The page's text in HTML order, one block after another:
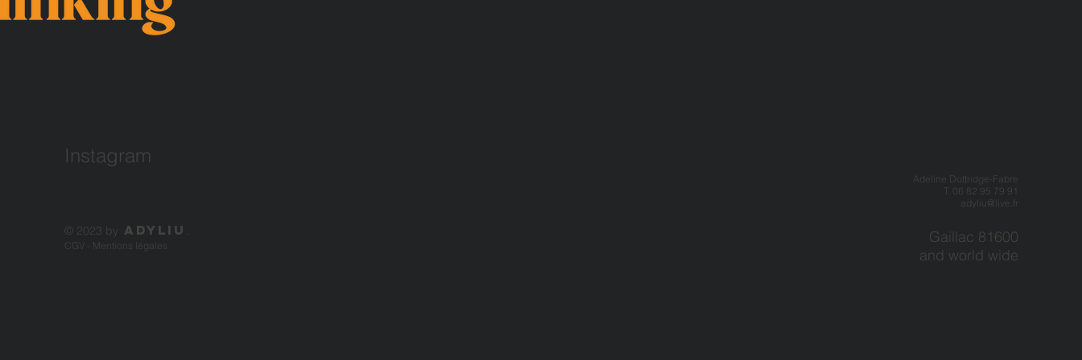
Instagram
© 2023 by ADYLIU
CGV Mentions légales
Adeline Dottridge-Fabre
T. 06 82 95 79 91
adyliu@live.fr
Gaillac 81600
and world wide